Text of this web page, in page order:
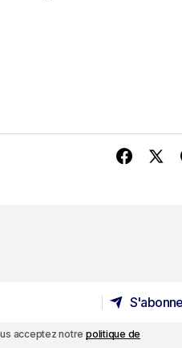
acceptez notrepolitique de